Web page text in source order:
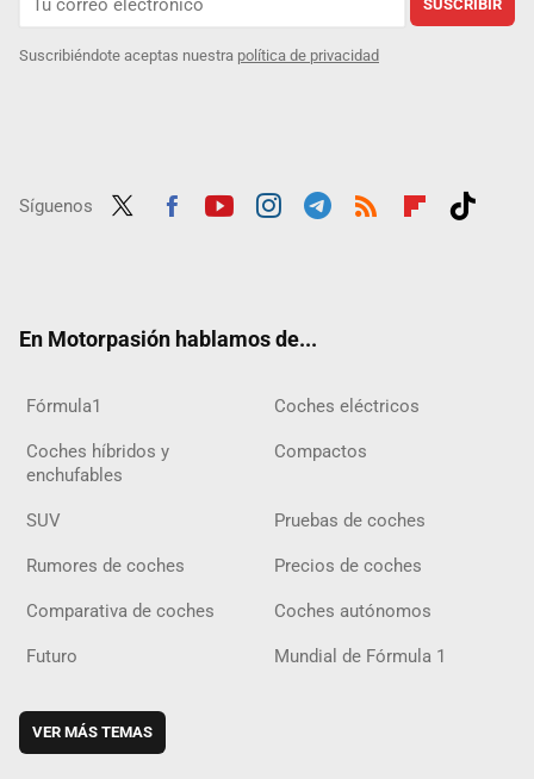
SUSCRIBIR
Suscribiéndote aceptas nuestra política de privacidad
Síguenos
En Motorpasión hablamos de...
Fórmula1 Coches eléctricos
Coches híbridos y
enchufables
Compactos
SUV Pruebas de coches
Rumores de coches Precios de coches
Comparativa de coches Coches autónomos
Futuro Mundial de Fórmula 1
VER MÁS TEMAS